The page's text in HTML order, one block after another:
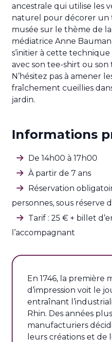
ancestrale qui utilise les
naturel pour décorer un
musée sur le thème de
médiatrice Anne
s’initier à cette
avec son tee-shirt ou
N’hésitez pas à amener
fraîchement cueillies
jardin.
Informations
De 14h00 à 17h00
À partir de 7 ans
Réservation
personnes, sous réserve
Tarif : 25 € + billet
l’accompagnant
En 1746, la première
d’impression voit le
entraînant
Rhin. Des années
manufacturiers
leurs créations et de